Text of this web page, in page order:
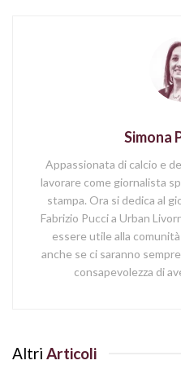
Simona
Appassionata di calcio e
lavorare come giornalista
stampa. Ora si dedica al
Fabrizio Pucci a Urban
essere utile alla
anche se ci saranno
consapevolezza di
Altri Articoli